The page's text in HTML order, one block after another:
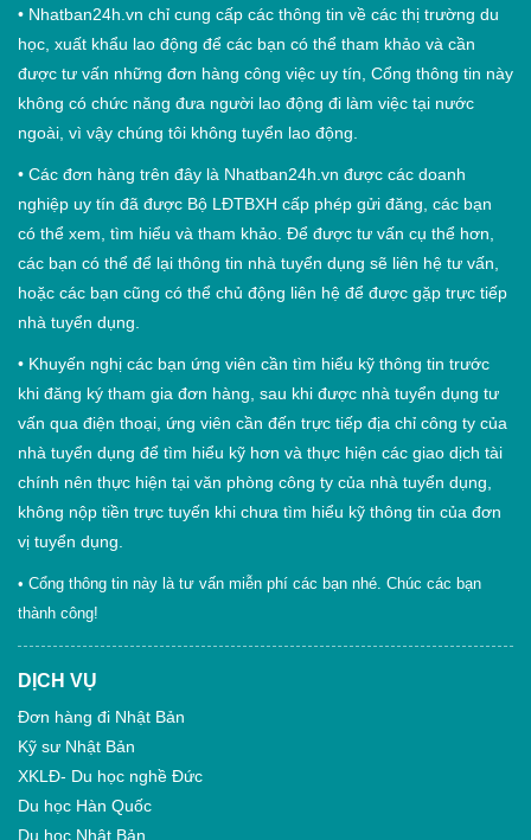
• Nhatban24h.vn chỉ cung cấp các thông tin về các thị trường du
học, xuất khẩu lao động để các bạn có thể tham khảo và cần
được tư vấn những đơn hàng công việc uy tín, Cổng thông tin này
không có chức năng đưa người lao động đi làm việc tại nước
ngoài, vì vậy chúng tôi không tuyển lao động.
• Các đơn hàng trên đây là Nhatban24h.vn được các doanh
nghiệp uy tín đã được Bộ LĐTBXH cấp phép gửi đăng, các bạn
có thể xem, tìm hiểu và tham khảo. Để được tư vấn cụ thể hơn,
các bạn có thể để lại thông tin nhà tuyển dụng sẽ liên hệ tư vấn,
hoặc các bạn cũng có thể chủ động liên hệ để được gặp trực tiếp
nhà tuyển dụng.
• Khuyến nghị các bạn ứng viên cần tìm hiểu kỹ thông tin trước
khi đăng ký tham gia đơn hàng, sau khi được nhà tuyển dụng tư
vấn qua điện thoại, ứng viên cần đến trực tiếp địa chỉ công ty của
nhà tuyển dụng để tìm hiểu kỹ hơn và thực hiện các giao dịch tài
chính nên thực hiện tại văn phòng công ty của nhà tuyển dụng,
không nộp tiền trực tuyến khi chưa tìm hiểu kỹ thông tin của đơn
vị tuyển dụng.
• Cổng thông tin này là tư vấn miễn phí các bạn nhé. Chúc các bạn
thành công!
DỊCH VỤ
Đơn hàng đi Nhật Bản
Kỹ sư Nhật Bản
XKLĐ- Du học nghề Đức
Du học Hàn Quốc
Du học Nhật Bản